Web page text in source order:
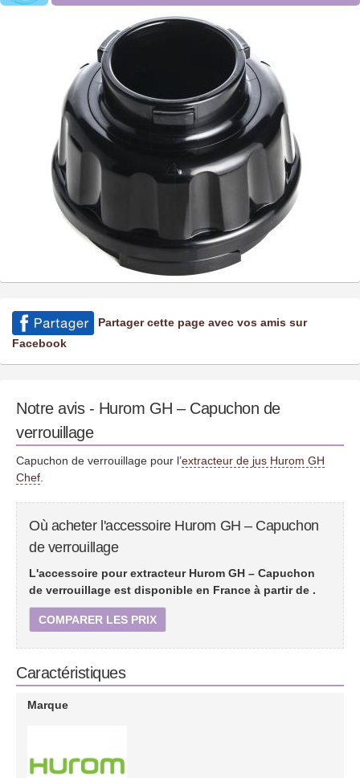
Partager cette page avec vos amis sur
Facebook
Notre avis - Hurom GH – Capuchon de
verrouillage
Capuchon de verrouillage pour l’extracteur de jus Hurom GH
Chef
Où acheter l'accessoire Hurom GH – Capuchon
de verrouillage
L'accessoire pour extracteur Hurom GH – Capuchon
de verrouillage est disponible en France à partir de .
COMPARER LES PRIX
Caractéristiques
Marque